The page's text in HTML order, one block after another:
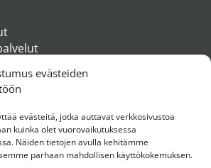
evästeiden
evästeitä, jotka auttavat verkkosivustoa
kuinka olet vuorovaikutuksessa
Näiden tietojen avulla kehitämme
parhaan mahdollisen käyttökokemuksen.